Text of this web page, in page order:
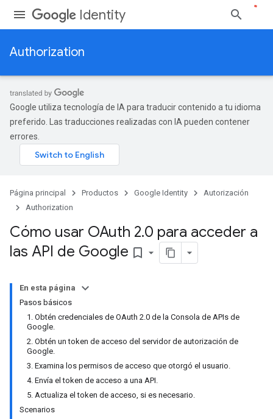
Identity
Authorization
Google utiliza tecnología de IA para traducir contenido a tu idioma
preferido. Las traducciones realizadas con IA pueden contener
errores.
Página principal Productos Google Identity
Autorización
Authorization
Cómo usar OAuth 2.0 para acceder a
las API de Google bookmark_border
En esta página
Pasos básicos
1. Obtén credenciales de OAuth 2.0 de la Consola de APIs de
Google.
2. Obtén un token de acceso del servidor de autorización de
Google.
3. Examina los permisos de acceso que otorgó el usuario.
4. Envía el token de acceso a una API.
5. Actualiza el token de acceso, si es necesario.
Scenarios